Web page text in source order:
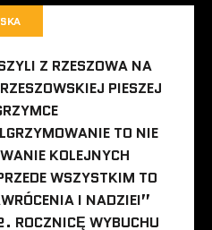
Z RZESZOWA NA
PIESZEJ
TO NIE
KOLEJNYCH
WSZYSTKIM TO
I NADZIEI”
ROCZNICĘ WYBUCHU